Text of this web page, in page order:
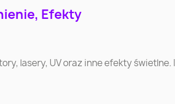
Sosnowiec
Rybnik
Efekty
lasery, UV oraz inne efekty